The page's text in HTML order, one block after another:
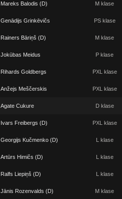
Mareks Balodis (D) M klase
Genādijs Grinkēvičs PS klase
Rainers Bāriņš (D) M klase
Jokūbas Meidus P klase
Rihards Goldbergs PXL klase
Anžejs Meščerskis PXL klase
Agate Cukure D klase
Ivars Freibergs (D) PXL klase
Georgijs Kučmenko (D) L klase
Artūrs Himičs (D) L klase
Ralfs Liepiņš (D) L klase
Jānis Rozenvalds (D) M klase